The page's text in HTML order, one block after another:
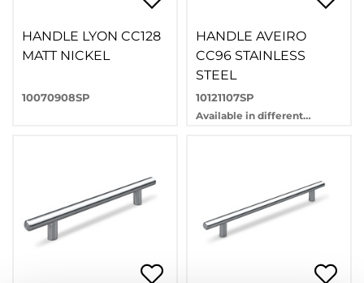
HANDLE LYON CC128
MATT NICKEL
10070908SP
HANDLE AVEIRO
CC96 STAINLESS
STEEL
10121107SP
Available in different